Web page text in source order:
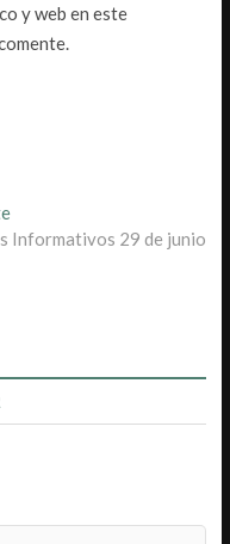
y web en este
Entrada
siguiente:
Informativos 29 de junio